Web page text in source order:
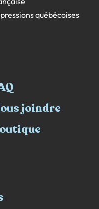
québécoises
joindre